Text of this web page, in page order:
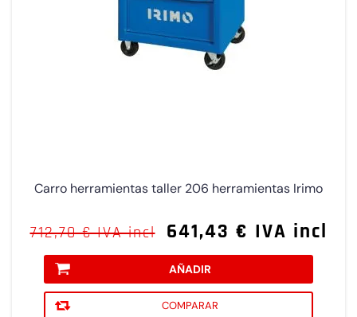
Carro herramientas taller 206 herramientas Irimo
712,70 € IVA incl 641,43 € IVA incl
AÑADIR
COMPARAR